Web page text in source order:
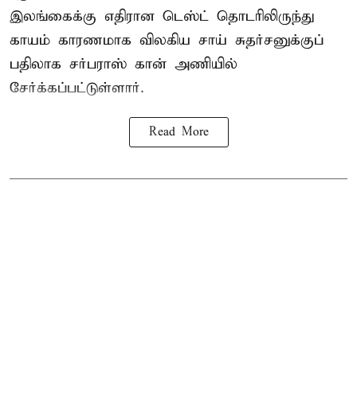
இலங்கைக்கு எதிரான டெஸ்ட் தொடரிலிருந்து
காயம் காரணமாக விலகிய சாய் சுதர்சனுக்குப்
பதிலாக சர்பராஸ் கான் அணியில்
சேர்க்கப்பட்டுள்ளார்.
Read More